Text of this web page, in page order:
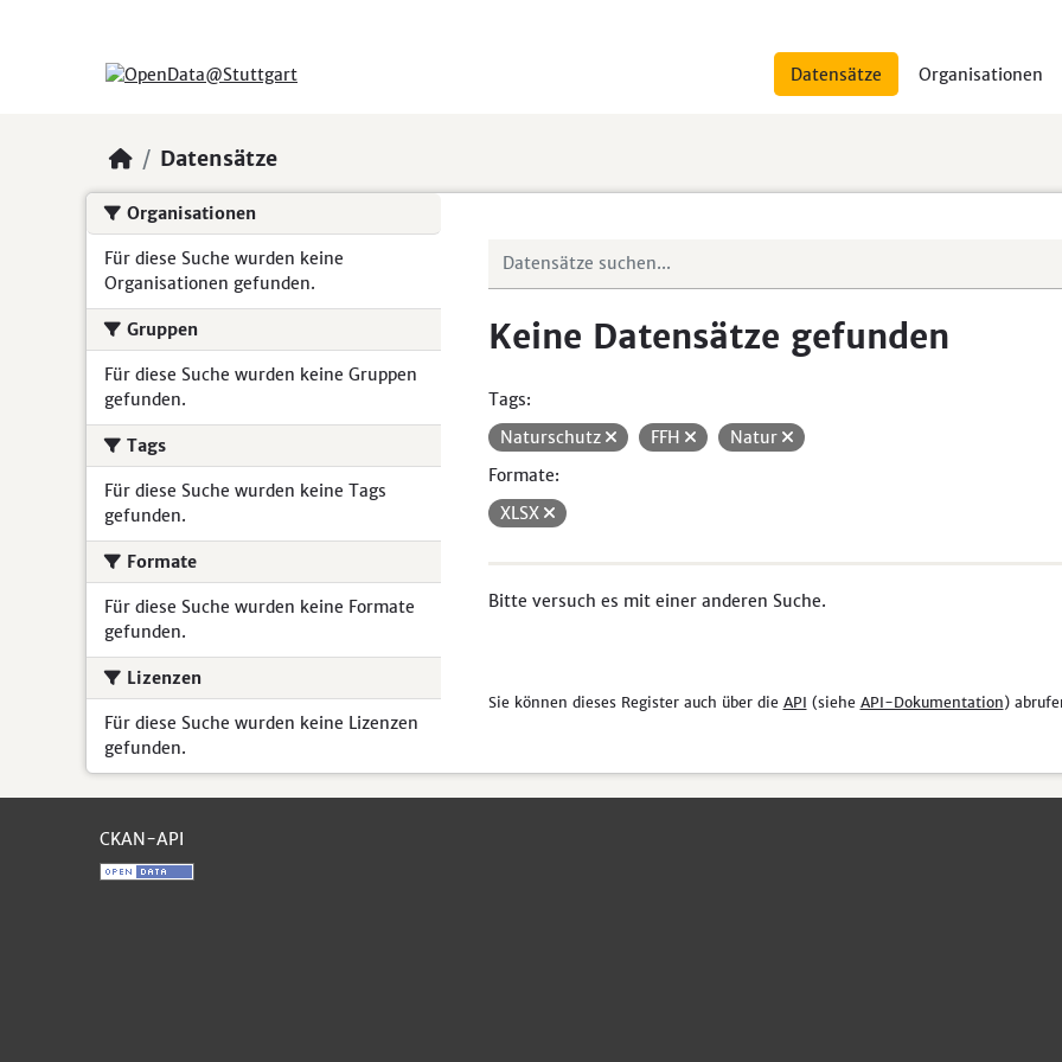
Datensätze Organisationen
Datensätze
Organisationen
Für diese Suche wurden keine
Organisationen gefunden.
Gruppen
Für diese Suche wurden keine Gruppen
gefunden.
Tags
Für diese Suche wurden keine Tags
gefunden.
Formate
Für diese Suche wurden keine Formate
gefunden.
Lizenzen
Für diese Suche wurden keine Lizenzen
gefunden.
Keine Datensätze gefunden
Tags:
Naturschutz
FFH
Natur
Formate:
XLSX
Bitte versuch es mit einer anderen Suche.
Sie können dieses Register auch über die API (siehe API-Dokumentation)
CKAN-API